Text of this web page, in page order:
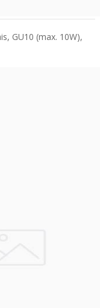
GU10 (max. 10W),